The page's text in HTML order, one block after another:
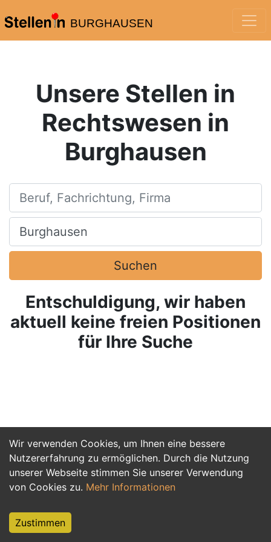
BURGHAUSEN
Wir verwenden Cookies, um Ihnen eine bessere
Nutzererfahrung zu ermöglichen. Durch die Nutzung
unserer Webseite stimmen Sie unserer Verwendung
von Cookies zu. Mehr Informationen
Zustimmen
Unsere Stellen in
Rechtswesen in
Burghausen
Beruf, Fachrichtung, Firma
Ort, Stadt
Suchen
Entschuldigung, wir haben
aktuell keine freien Positionen
für Ihre Suche